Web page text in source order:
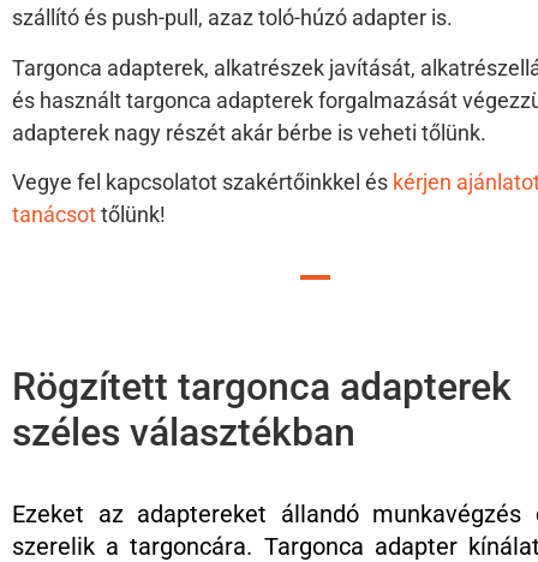
szállító és push-pull, azaz toló-húzó adapter is.
Targonca adapterek, alkatrészek javítását,
és használt targonca adapterek forgalmazását
adapterek nagy részét akár bérbe is veheti tőlünk.
Vegye fel kapcsolatot szakértőinkkel és kérjen
tanácsottőlünk!
Rögzített targonca adapterek
széles választékban
Ezeket az adaptereket állandó munkavégzés
szerelik a targoncára. Targonca adapter